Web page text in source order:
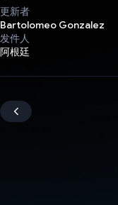
更新者
Bartolomeo Gonzalez
发件人
阿根廷